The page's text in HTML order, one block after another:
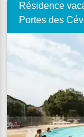
Résidence
Portes des